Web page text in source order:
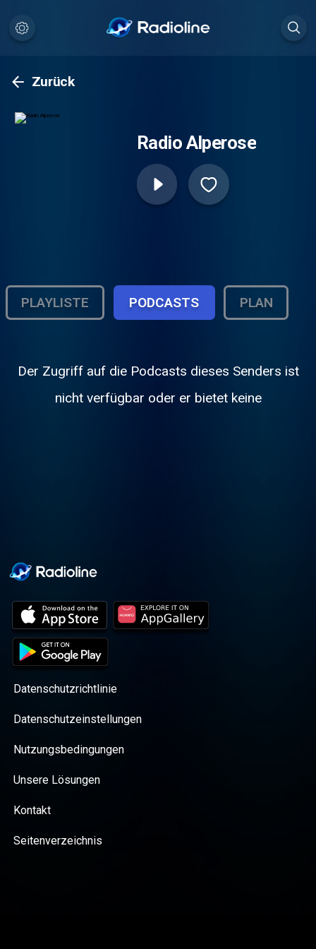
Zurück
Radio Alperose
PLAYLISTE PODCASTS PLAN
Der Zugriff auf die Podcasts dieses Senders ist
nicht verfügbar oder er bietet keine
Datenschutzrichtlinie
Datenschutzeinstellungen
Nutzungsbedingungen
Unsere Lösungen
Kontakt
Seitenverzeichnis